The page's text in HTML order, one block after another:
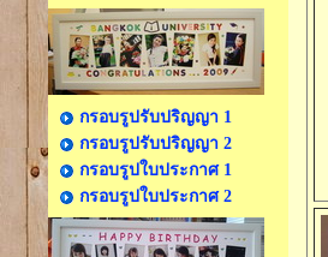
กรอบรูปรับปริญญา 1
กรอบรูปรับปริญญา 2
กรอบรูปใบประกาศ 1
กรอบรูปใบประกาศ 2